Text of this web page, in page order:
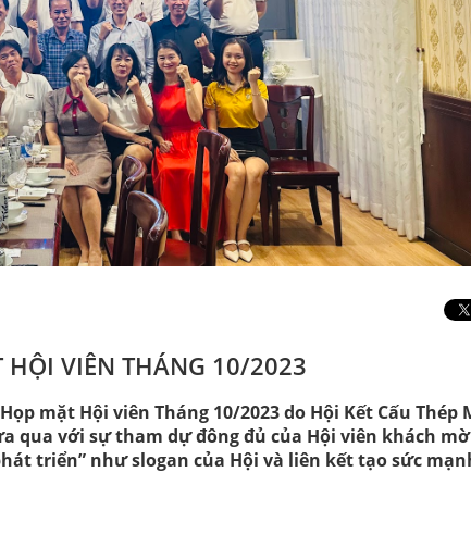
HỘI VIÊN THÁNG 10/2023
mặt Hội viên Tháng 10/2023 do Hội Kết Cấu Thép
qua với sự tham dự đông đủ của Hội viên khách
triển” như slogan của Hội và liên kết tạo sức